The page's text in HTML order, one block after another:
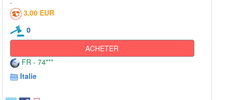
3,00 EUR
0
ACHETER
FR - 74***
Italie